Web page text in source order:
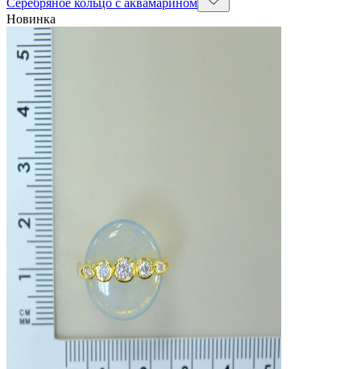
Серебряное кольцо с аквамарином
Новинка